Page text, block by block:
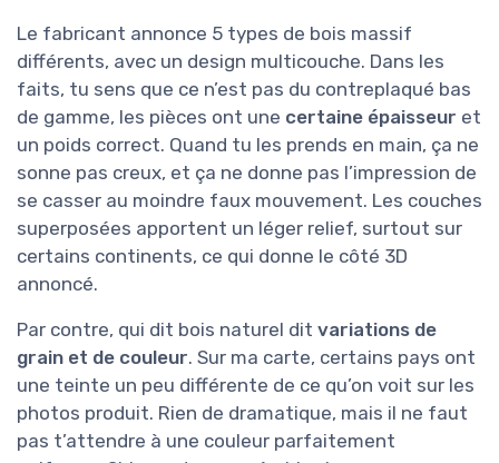
Le fabricant annonce 5 types de bois massif
différents, avec un design multicouche. Dans les
faits, tu sens que ce n’est pas du contreplaqué bas
de gamme, les pièces ont une certaine épaisseur et
un poids correct. Quand tu les prends en main, ça ne
sonne pas creux, et ça ne donne pas l’impression de
se casser au moindre faux mouvement. Les couches
superposées apportent un léger relief, surtout sur
certains continents, ce qui donne le côté 3D
annoncé.
Par contre, qui dit bois naturel dit variations de
grain et de couleur. Sur ma carte, certains pays ont
une teinte un peu différente de ce qu’on voit sur les
photos produit. Rien de dramatique, mais il ne faut
pas t’attendre à une couleur parfaitement